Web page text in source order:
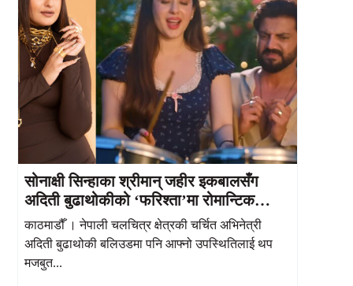
सोनाक्षी सिन्हाका श्रीमान् जहीर इकबालसँग
अदिती बुढाथोकीको ‘फरिश्ता’मा रोमान्टिक
केमेस्ट्री
काठमाडौँ । नेपाली चलचित्र क्षेत्रकी चर्चित अभिनेत्री
अदिती बुढाथोकी बलिउडमा पनि आफ्नो उपस्थितिलाई थप
मजबुत...